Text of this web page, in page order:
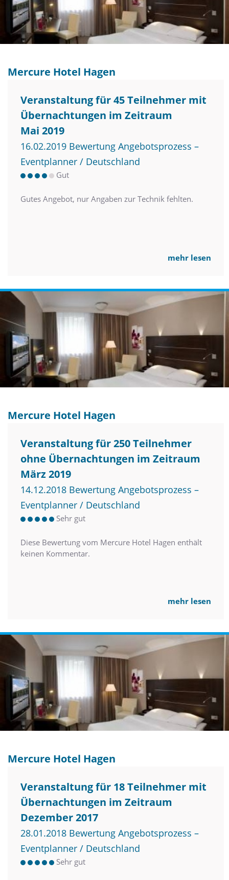
Mercure Hotel Hagen
Veranstaltung für 45 Teilnehmer mit
Übernachtungen im Zeitraum
Mai 2019
16.02.2019 Bewertung Angebotsprozess –
Eventplanner / Deutschland
Gut
Gutes Angebot, nur Angaben zur Technik fehlten.
mehr lesen
Mercure Hotel Hagen
Veranstaltung für 250 Teilnehmer
ohne Übernachtungen im Zeitraum
März 2019
14.12.2018 Bewertung Angebotsprozess –
Eventplanner / Deutschland
Sehr gut
Diese Bewertung vom Mercure Hotel Hagen enthält
keinen Kommentar.
mehr lesen
Mercure Hotel Hagen
Veranstaltung für 18 Teilnehmer mit
Übernachtungen im Zeitraum
Dezember 2017
28.01.2018 Bewertung Angebotsprozess –
Eventplanner / Deutschland
Sehr gut